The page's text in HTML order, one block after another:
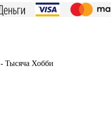
- Тысяча Хобби